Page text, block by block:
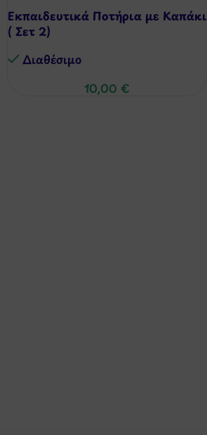
Εκπαιδευτικά Ποτήρια με Καπάκι
( Σετ 2)
Διαθέσιμo
10,00€